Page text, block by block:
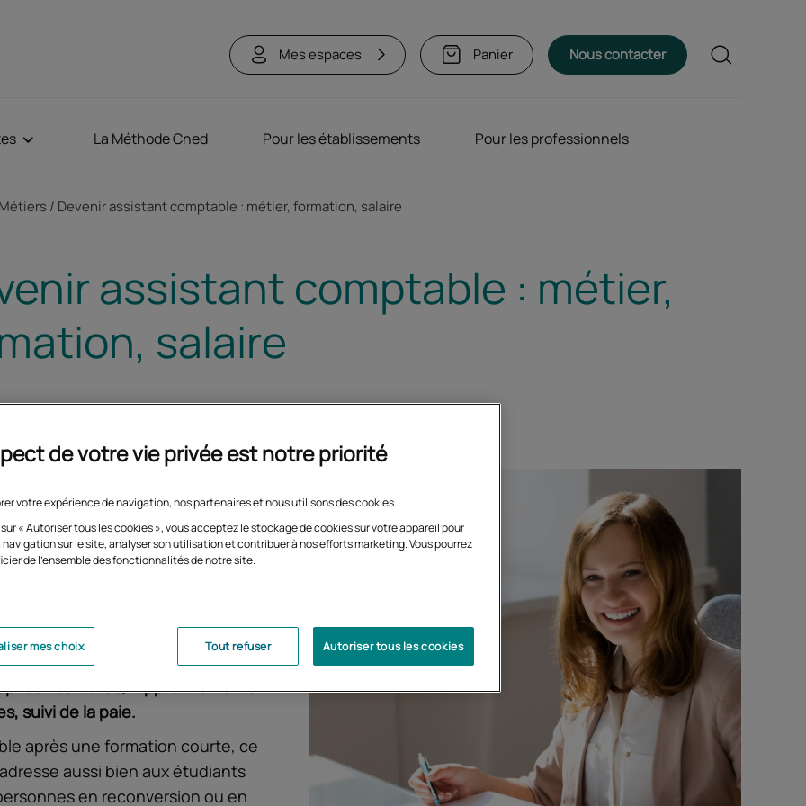
Mes espaces Panier Nous contacter Rechercher
La Méthode Cned Pour les établissements Pour les professionnels
Métiers Devenir assistant comptable : métier, formation, salaire
assistant comptable : métier,
salaire
les chiffres et recherchez un
Ce professionnel
suivi quotidien de la comptabilité
: écritures, rapprochements
suivi de la paie.
après une formation courte, ce
aussi bien aux étudiants
en reconversion ou en
de votre vie privée est notre priorité
votre expérience de navigation, nos partenaires et nous utilisons des cookies.
« Autoriser tous les cookies », vous acceptez le stockage de cookies sur votre appareil pour
navigation sur le site, analyser son utilisation et contribuer à nos efforts marketing. Vous pourrez
de l'ensemble des fonctionnalités de notre site.
Tout refuser Autoriser tous les cookies
mes choix